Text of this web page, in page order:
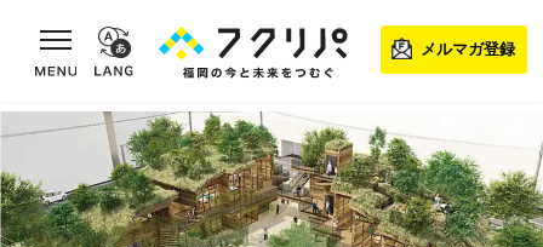
toggle navigation
メルマガ登録